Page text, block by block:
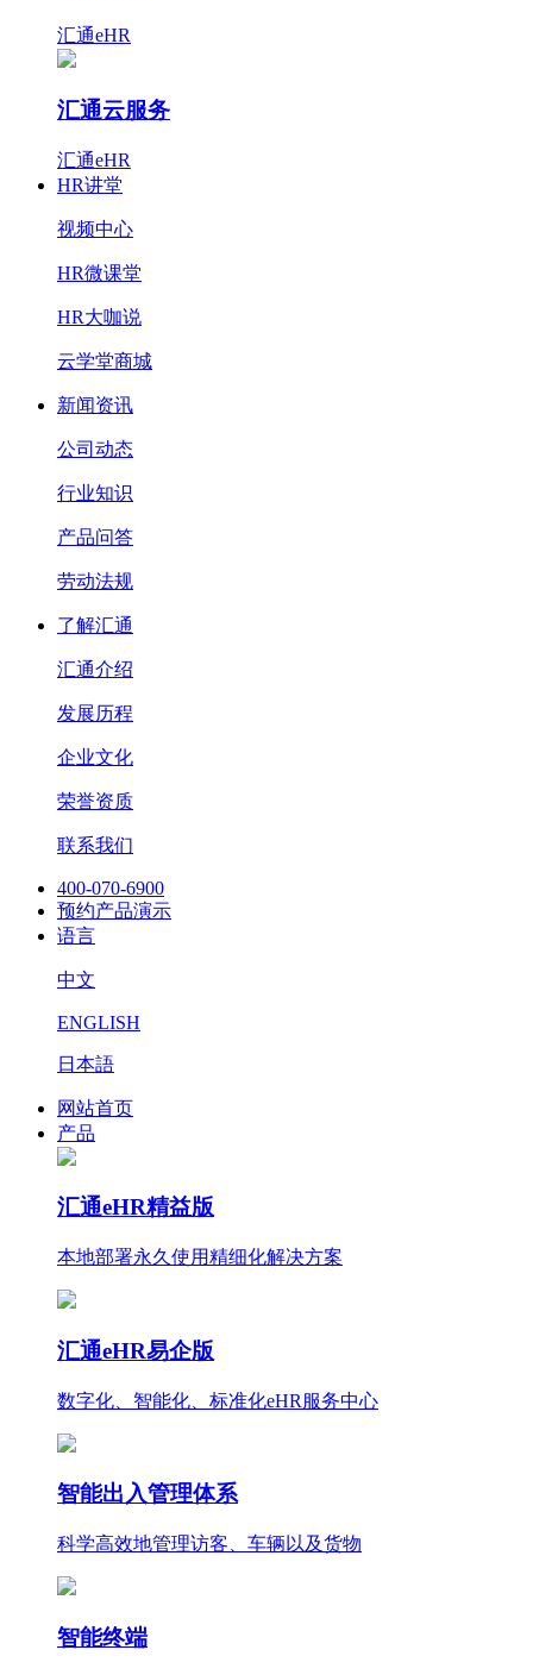
汇通eHR
汇通云服务
汇通eHR
HR讲堂
视频中心
HR微课堂
HR大咖说
云学堂商城
新闻资讯
公司动态
行业知识
产品问答
劳动法规
了解汇通
汇通介绍
发展历程
企业文化
荣誉资质
联系我们
400-070-6900
预约产品演示
语言
中文
ENGLISH
日本語
网站首页
产品
汇通eHR精益版
本地部署永久使用精细化解决方案
汇通eHR易企版
数字化、智能化、标准化eHR服务中心
智能出入管理体系
科学高效地管理访客、车辆以及货物
智能终端